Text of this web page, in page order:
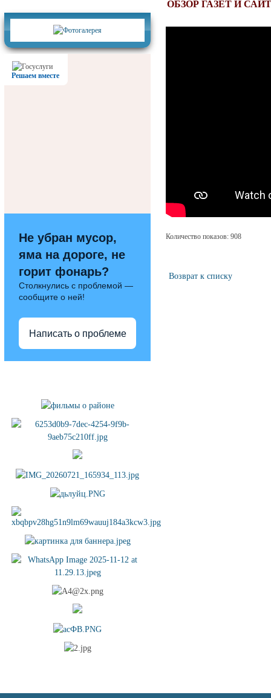
Решаем вместе
Не убран мусор,
яма на дороге, не
горит фонарь?
Столкнулись с проблемой —
сообщите о ней!
Написать о проблеме
ОБЗОР ГАЗЕТ И
Количество показов: 908
Возврат к списку